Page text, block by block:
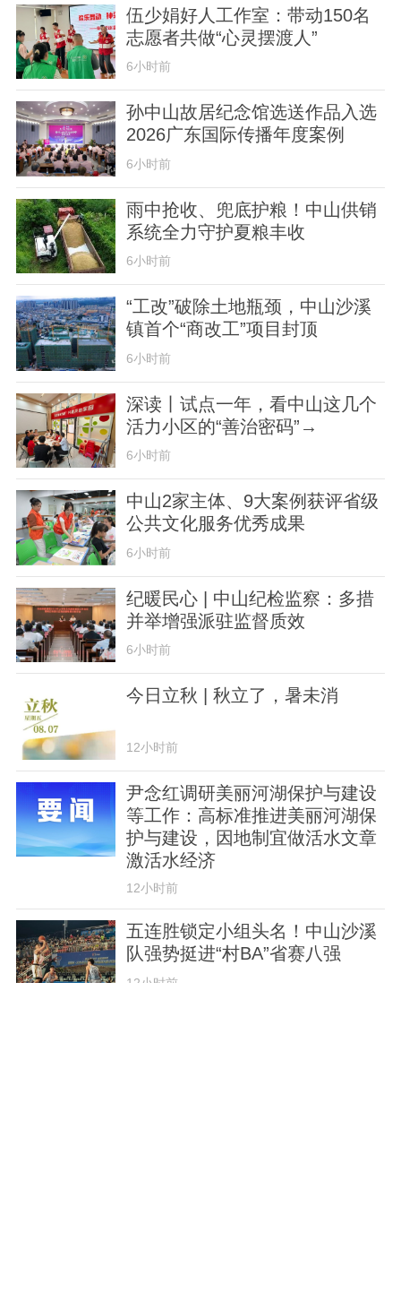
伍少娟好人工作室：带动150名
志愿者共做“心灵摆渡人”
6小时前
孙中山故居纪念馆选送作品入选
2026广东国际传播年度案例
6小时前
雨中抢收、兜底护粮！中山供销
系统全力守护夏粮丰收
6小时前
“工改”破除土地瓶颈，中山沙溪
镇首个“商改工”项目封顶
6小时前
深读丨试点一年，看中山这几个
活力小区的“善治密码”→
6小时前
中山2家主体、9大案例获评省级
公共文化服务优秀成果
6小时前
纪暖民心 | 中山纪检监察：多措
并举增强派驻监督质效
6小时前
今日立秋 | 秋立了，暑未消
12小时前
尹念红调研美丽河湖保护与建设
等工作：高标准推进美丽河湖保
护与建设，因地制宜做活水文章
激活水经济
12小时前
五连胜锁定小组头名！中山沙溪
队强势挺进“村BA”省赛八强
12小时前